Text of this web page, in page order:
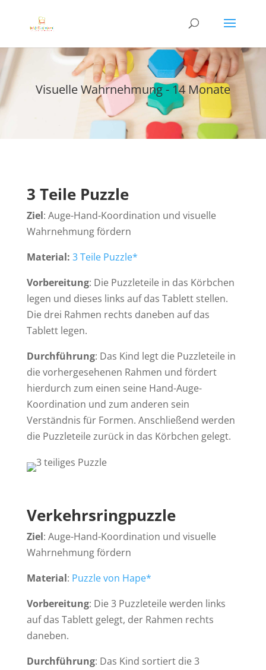
Visuelle Wahrnehmung - 14 Monate
3 Teile Puzzle
Ziel: Auge-Hand-Koordination und visuelle
Wahrnehmung fördern
Material: 3 Teile Puzzle*
Vorbereitung: Die Puzzleteile in das Körbchen
legen und dieses links auf das Tablett stellen.
Die drei Rahmen rechts daneben auf das
Tablett legen.
Durchführung: Das Kind legt die Puzzleteile in
die vorhergesehenen Rahmen und fördert
hierdurch zum einen seine Hand-Auge-
Koordination und zum anderen sein
Verständnis für Formen. Anschließend werden
die Puzzleteile zurück in das Körbchen gelegt.
Verkehrsringpuzzle
Ziel: Auge-Hand-Koordination und visuelle
Wahrnehmung fördern
Material: Puzzle von Hape*
Vorbereitung: Die 3 Puzzleteile werden links
auf das Tablett gelegt, der Rahmen rechts
daneben.
Durchführung: Das Kind sortiert die 3